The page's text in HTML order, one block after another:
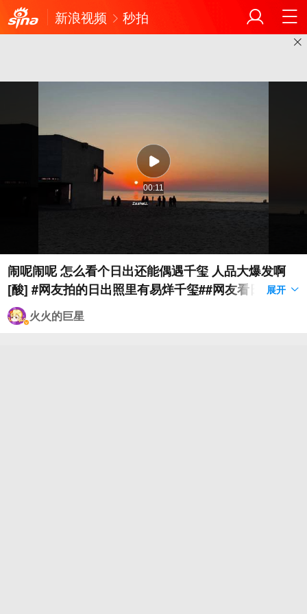
新浪视频 秒拍
00:11
闹呢闹呢 怎么看个日出还能偶遇千玺 人品大爆发啊
[酸] #网友拍的日出照里有易烊千玺##网友看日出偶遇
展开
火火的巨星